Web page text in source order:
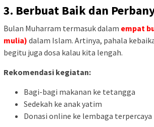
3. Berbuat Baik dan
Bulan Muharram termasuk dalam empat
mulia) dalam Islam. Artinya, pahala
begitu juga dosa kalau kita lengah.
Rekomendasi kegiatan:
Bagi-bagi makanan ke tetangga
Sedekah ke anak yatim
Donasi online ke lembaga terpercaya